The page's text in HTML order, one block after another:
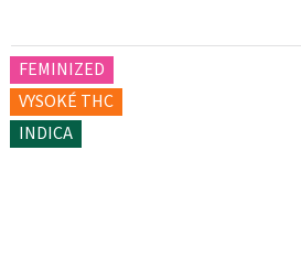
FEMINIZED
VYSOKÉ THC
INDICA